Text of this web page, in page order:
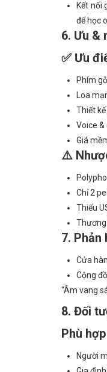
Kết nối
để học
6. Ưu &
✅ Ưu
Phím
Loa
Thiết
Voice &
Giá
⚠️
Chỉ 2
Thiếu
Thương
7.
Cửa
Cộng
“Âm vang
8. Đối
Phù
Người